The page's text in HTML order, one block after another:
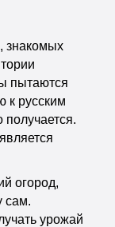
знакомых
пытаются
к русским
огород,
сам.
урожай